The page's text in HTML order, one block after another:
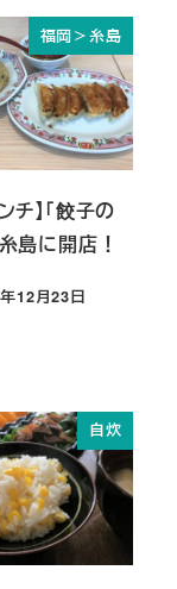
福岡＞糸島
チ】「餃子の
島に開店！
12月23日
自炊